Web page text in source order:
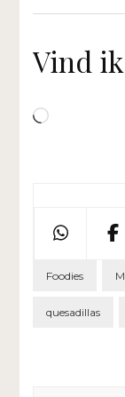
Vind
Aan
Foodies
quesadillas